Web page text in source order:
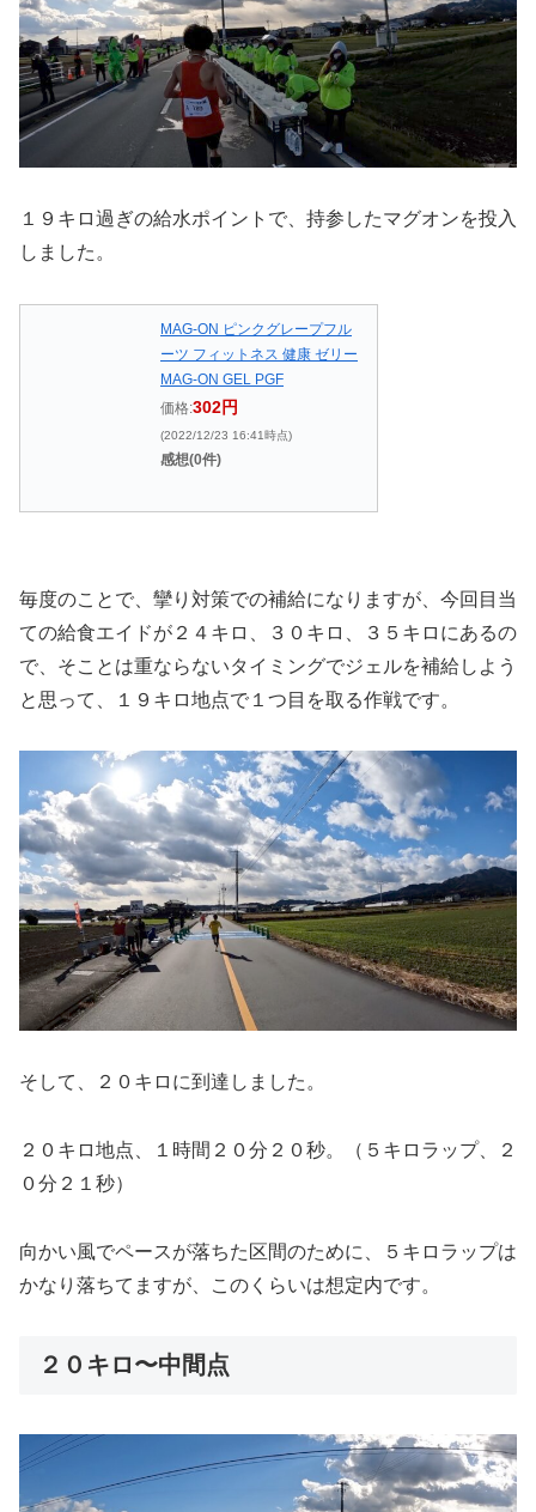
１９キロ過ぎの給水ポイントで、持参したマグオンを投入
しました。
MAG-ON ピンクグレープフル
ーツ フィットネス 健康 ゼリー
MAG-ON GEL PGF
価格:302円
(2022/12/23 16:41時点)
感想(0件)
毎度のことで、攣り対策での補給になりますが、今回目当
ての給食エイドが２４キロ、３０キロ、３５キロにあるの
で、そことは重ならないタイミングでジェルを補給しよう
と思って、１９キロ地点で１つ目を取る作戦です。
そして、２０キロに到達しました。
２０キロ地点、１時間２０分２０秒。（５キロラップ、２
０分２１秒）
向かい風でペースが落ちた区間のために、５キロラップは
かなり落ちてますが、このくらいは想定内です。
２０キロ〜中間点